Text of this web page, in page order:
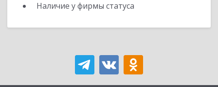
Наличие у фирмы статуса